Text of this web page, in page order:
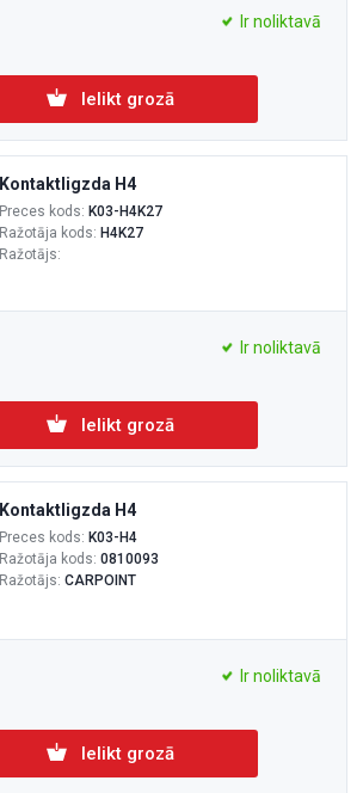
Ir noliktavā
Ielikt grozā
Kontaktligzda H4
Preces kods: K03-H4K27
Ražotāja kods: H4K27
Ražotājs:
Ir noliktavā
Ielikt grozā
Kontaktligzda H4
Preces kods: K03-H4
Ražotāja kods: 0810093
Ražotājs: CARPOINT
Ir noliktavā
Ielikt grozā